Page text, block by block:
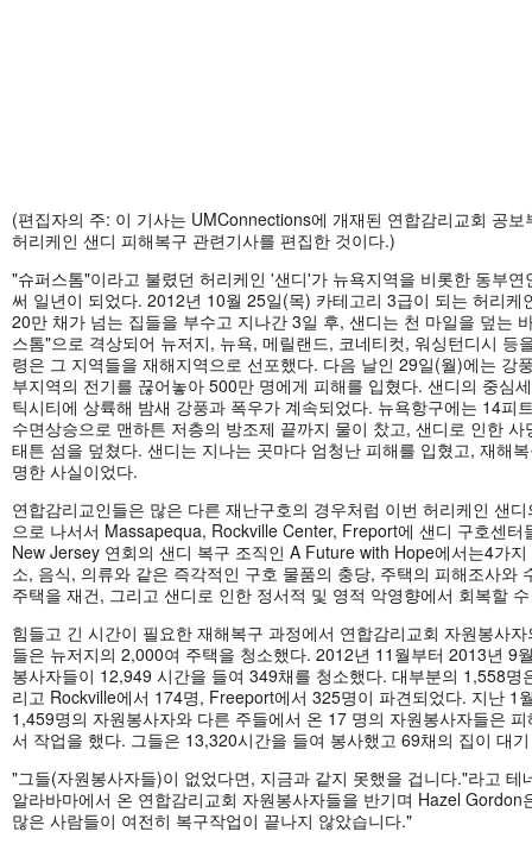
(편집자의 주: 이 기사는 UMConnections에 개재된 연합감리교회 공
허리케인 샌디 피해복구 관련기사를 편집한 것이다.)
"슈퍼스톰"이라고 불렸던 허리케인 '샌디'가 뉴욕지역을 비롯한 동부
써 일년이 되었다. 2012년 10월 25일(목) 카테고리 3급이 되는 허리케
20만 채가 넘는 집들을 부수고 지나간 3일 후, 샌디는 천 마일을 덮는
스톰"으로 격상되어 뉴저지, 뉴욕, 메릴랜드, 코네티컷, 워싱턴디시 등
령은 그 지역들을 재해지역으로 선포했다. 다음 날인 29일(월)에는 강
부지역의 전기를 끊어놓아 500만 명에게 피해를 입혔다. 샌디의 중심
틱시티에 상륙해 밤새 강풍과 폭우가 계속되었다. 뉴욕항구에는 14피
수면상승으로 맨하튼 저층의 방조제 끝까지 물이 찼고, 샌디로 인한
태튼 섬을 덮쳤다. 샌디는 지나는 곳마다 엄청난 피해를 입혔고, 재해
명한 사실이었다.
연합감리교인들은 많은 다른 재난구호의 경우처럼 이번 허리케인 샌
으로 나서서 Massapequa, Rockville Center, Freport에 샌디 구호센
New Jersey 연회의 샌디 복구 조직인 A Future with Hope에서는4가
소, 음식, 의류와 같은 즉각적인 구호 물품의 충당, 주택의 피해조사와
주택을 재건, 그리고 샌디로 인한 정서적 및 영적 악영향에서 회복할
힘들고 긴 시간이 필요한 재해복구 과정에서 연합감리교회 자원봉사
들은 뉴저지의 2,000여 주택을 청소했다. 2012년 11월부터 2013년 9
봉사자들이 12,949 시간을 들여 349채를 청소했다. 대부분의 1,558명
리고 Rockville에서 174명, Freeport에서 325명이 파견되었다. 지난 1
1,459명의 자원봉사자와 다른 주들에서 온 17 명의 자원봉사자들은
서 작업을 했다. 그들은 13,320시간을 들여 봉사했고 69채의 집이 대
"그들(자원봉사자들)이 없었다면, 지금과 같지 못했을 겁니다."라고 테
알라바마에서 온 연합감리교회 자원봉사자들을 반기며 Hazel Gordon
많은 사람들이 여전히 복구작업이 끝나지 않았습니다."